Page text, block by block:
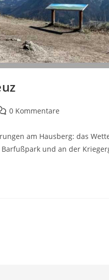
0 Kommentare
am Hausberg: das
und an der